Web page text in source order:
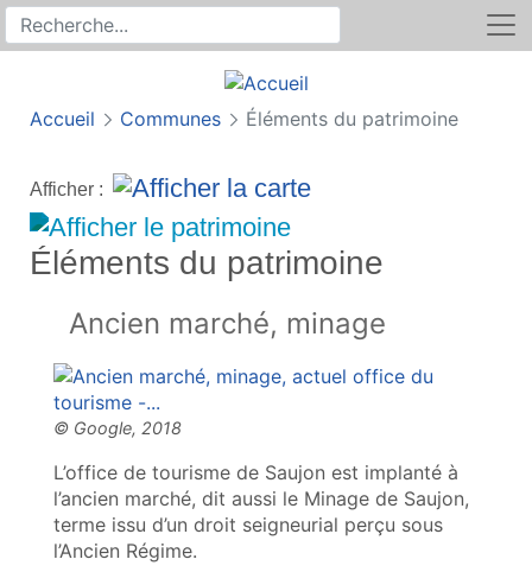
Recherche sur le site
Rechercher
Accueil Communes Éléments du patrimoine
Afficher :
Éléments du patrimoine
Ancien marché, minage
L’office de tourisme de Saujon est implanté à
l’ancien marché, dit aussi le Minage de Saujon,
terme issu d’un droit seigneurial perçu sous
l’Ancien Régime.